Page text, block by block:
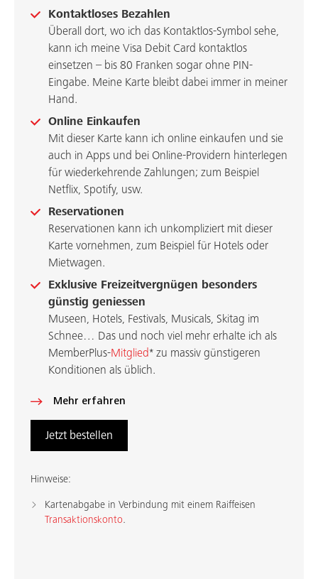
Kontaktloses Bezahlen
Überall dort, wo ich das Kontaktlos-Symbol sehe,
kann ich meine Visa Debit Card kontaktlos
einsetzen – bis 80 Franken sogar ohne PIN-
Eingabe. Meine Karte bleibt dabei immer in meiner
Hand.
Online Einkaufen
Mit dieser Karte kann ich online einkaufen und sie
auch in Apps und bei Online-Providern hinterlegen
für wiederkehrende Zahlungen; zum Beispiel
Netflix, Spotify, usw.
Reservationen
Reservationen kann ich unkompliziert mit dieser
Karte vornehmen, zum Beispiel für Hotels oder
Mietwagen.
Exklusive Freizeitvergnügen besonders
günstig geniessen
Museen, Hotels, Festivals, Musicals, Skitag im
Schnee… Das und noch viel mehr erhalte ich als
MemberPlus-Mitglied* zu massiv günstigeren
Konditionen als üblich.
Mehr erfahren
Jetzt bestellen
Hinweise:
Kartenabgabe in Verbindung mit einem Raiffeisen
Transaktionskonto.